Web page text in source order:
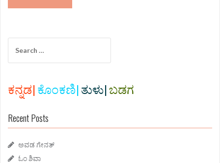
a
c
h
o
r
ಕನ್ನಡ| ಕೊಂಕಣಿ| ತುಳು|ಬಡಗ
Recent Posts
ಅವಡ ಗೇನತ್
ಓಂ ಶಿವಾ